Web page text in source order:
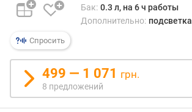
е
д
б
а
л
н
Спросить
Бак: 0.3 л, на 6 ч работы
Дополнительно: подсветка
499 — 1 071 грн.
8 предложений